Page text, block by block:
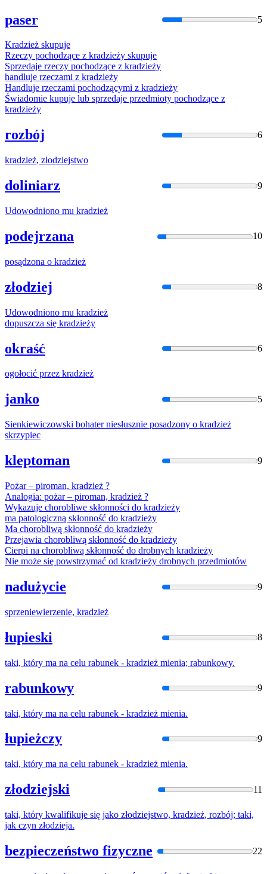
paser 5
Kradzież skupuje
Rzeczy pochodzące z kradzieży skupuje
Sprzedaje rzeczy pochodzące z kradzieży
handluje rzeczami z kradzieży
Handluje rzeczami pochodzącymi z kradzieży
Świadomie kupuje lub sprzedaje przedmioty pochodzące z
kradzieży
rozbój 6
kradzież, złodziejstwo
doliniarz 9
Udowodniono mu kradzież
podejrzana 10
posądzona o kradzież
złodziej 8
Udowodniono mu kradzież
dopuszcza się kradzieży
okraść 6
ogołocić przez kradzież
janko 5
Sienkiewiczowski bohater niesłusznie posadzony o kradzież
skrzypiec
kleptoman 9
Pożar– piroman, kradzież ?
Analogia: pożar– piroman, kradzież ?
Wykazuje chorobliwe skłonności do kradzieży
ma patologiczną skłonność do kradzieży
Ma chorobliwą skłonność do kradzieży
Przejawia chorobliwą skłonność do kradzieży
Cierpi na chorobliwą skłonność do drobnych kradzieży
Nie może się powstrzymać od kradzieży drobnych przedmiotów
nadużycie 9
sprzeniewierzenie, kradzież
łupieski 8
taki, który ma na celu rabunek - kradzież mienia; rabunkowy.
rabunkowy 9
taki, który ma na celu rabunek - kradzież mienia.
łupieżczy 9
taki, który ma na celu rabunek - kradzież mienia.
złodziejski 11
taki, który kwalifikuje się jako złodziejstwo, kradzież, rozbój; taki,
jak czyn złodzieja.
bezpieczeństwo fizyczne 22